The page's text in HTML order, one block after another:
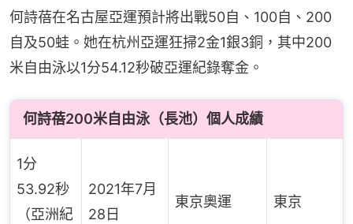
何詩蓓在名古屋亞運預計將出戰50自、100自、200
自及50蛙。她在杭州亞運狂掃2金1銀3銅，其中200
米自由泳以1分54.12秒破亞運紀錄奪金。
何詩蓓200米自由泳（長池）個人成績
1分
53.92秒
（亞洲紀
2021年7月
28日
東京奧運 東京